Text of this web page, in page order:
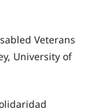
Veterans
University of